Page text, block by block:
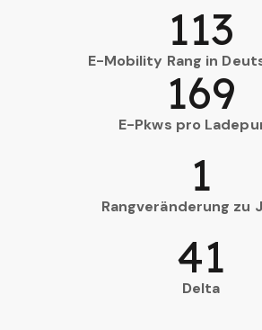
E-Mobility Rang in
113
E-Pkws pro
169
Rangveränderung zu
1
Delta
41